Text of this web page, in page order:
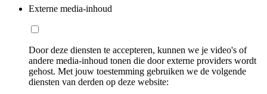
Externe media-inhoud
Door deze diensten te accepteren, kunnen we je video's of
andere media-inhoud tonen die door externe providers wordt
gehost. Met jouw toestemming gebruiken we de volgende
diensten van derden op deze website: